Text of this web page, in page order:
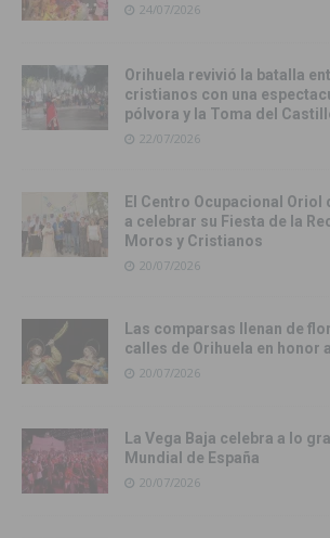
24/07/2026
Orihuela revivió la batalla
cristianos con una
pólvora y la Toma del
22/07/2026
El Centro Ocupacional Oriol
a celebrar su Fiesta de la
Moros y Cristianos
20/07/2026
Las comparsas llenan de
calles de Orihuela en honor
20/07/2026
La Vega Baja celebra a lo
Mundial de España
20/07/2026